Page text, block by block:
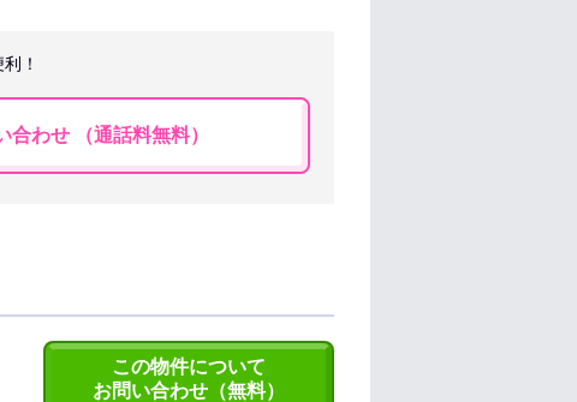
！
合わせ （通話料無料）
この物件について
お問い合わせ（無料）